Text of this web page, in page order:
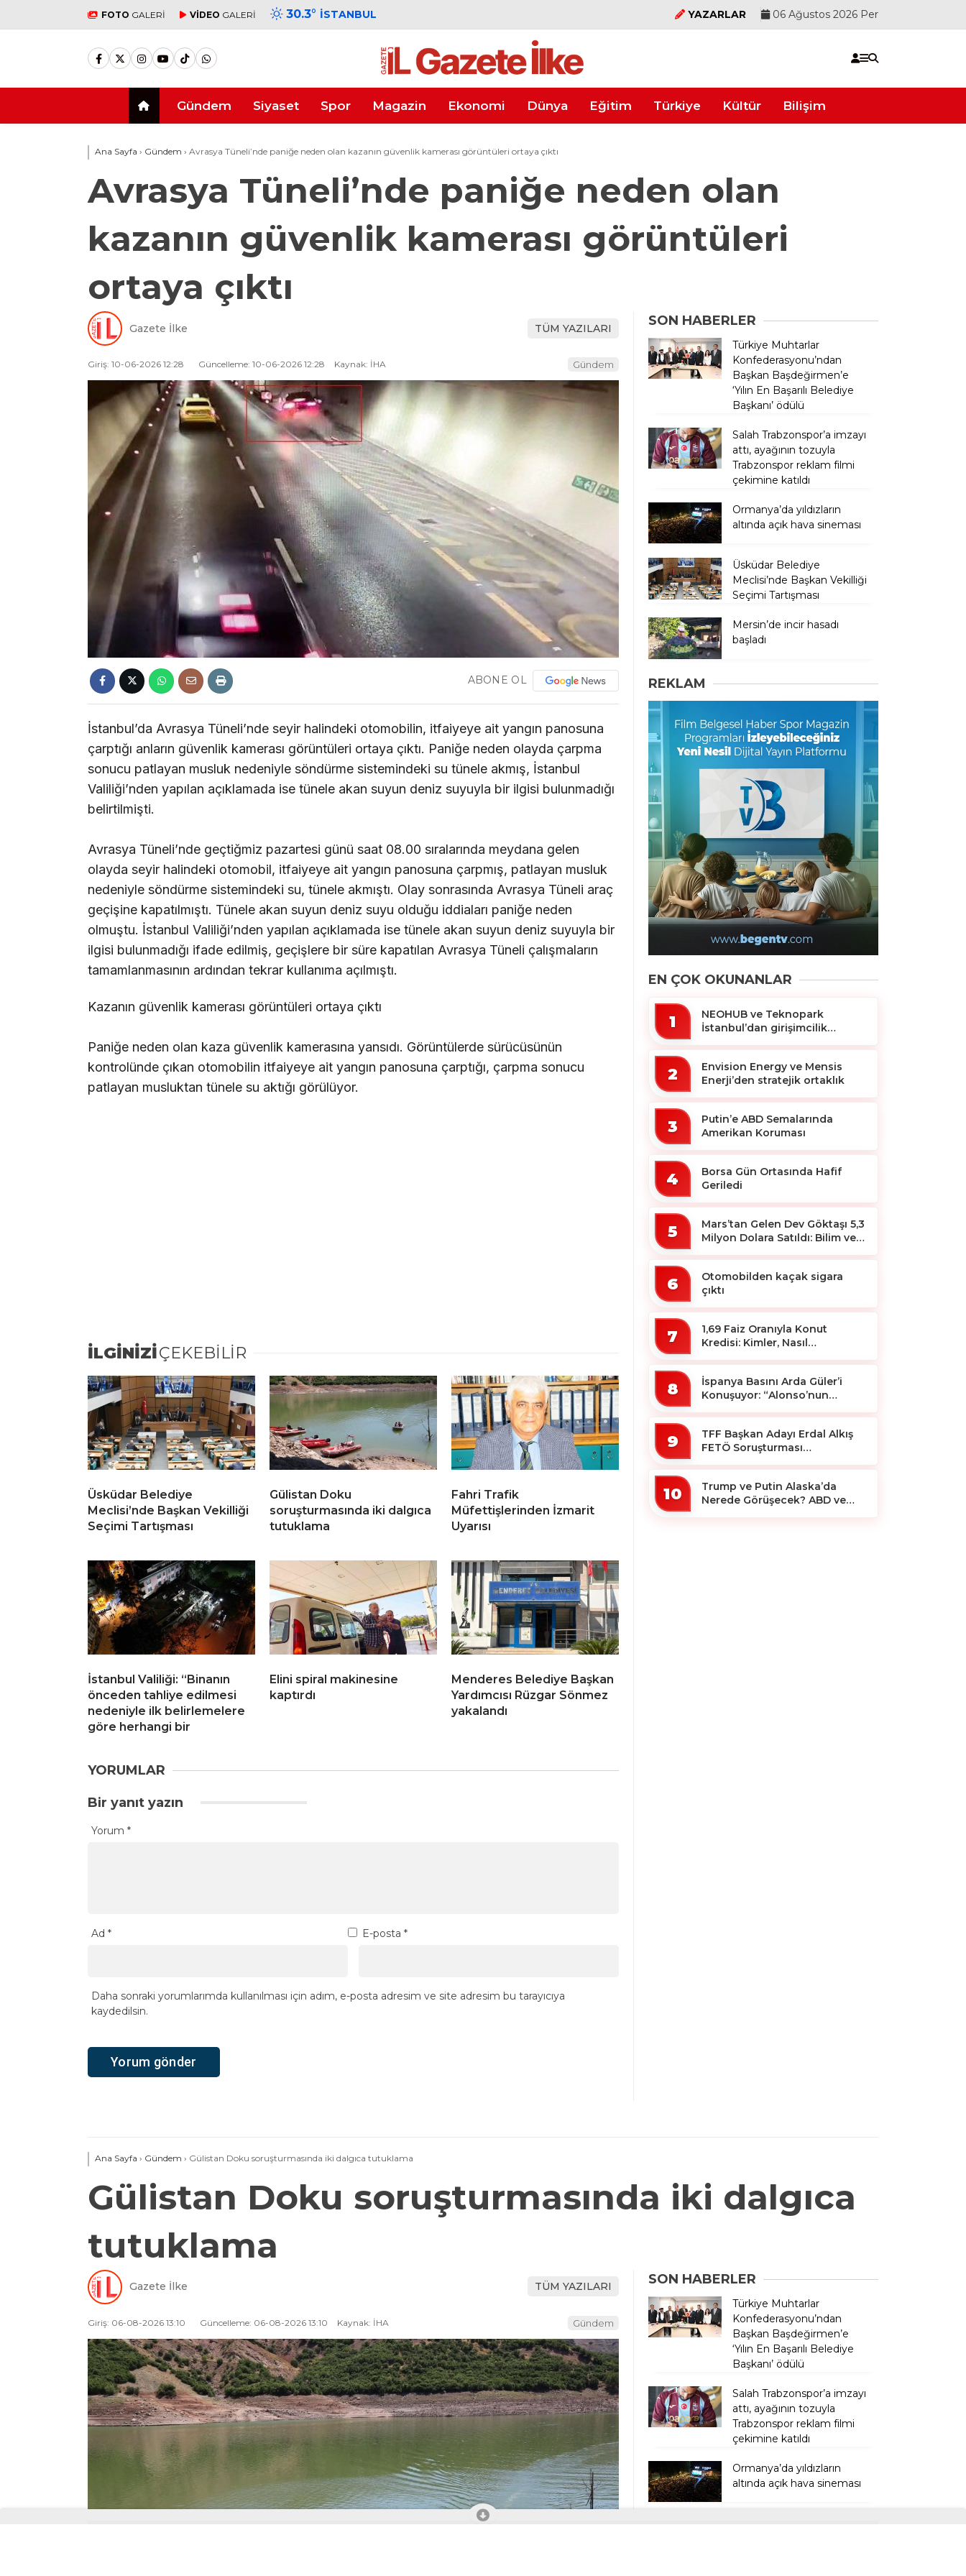
FOTO GALERİ VİDEO GALERİ 30.3° İSTANBUL YAZARLAR 06 Ağustos 2026 Per
Gündem Siyaset Spor Magazin Ekonomi Dünya Eğitim Türkiye Kültür Bilişim
Ana Sayfa › Gündem › Avrasya Tüneli’nde paniğe neden olan kazanın güvenlik kamerası görüntüleri ortaya çıktı
Avrasya Tüneli’nde paniğe neden olan
kazanın güvenlik kamerası görüntüleri
ortaya çıktı
Gazete İlke TÜM YAZILARI
Giriş: 10-06-2026 12:28 Güncelleme: 10-06-2026 12:28 Kaynak: İHA Gündem
ABONE OL
İstanbul’da Avrasya Tüneli’nde seyir halindeki otomobilin, itfaiyeye ait yangın panosuna
çarptığı anların güvenlik kamerası görüntüleri ortaya çıktı. Paniğe neden olayda çarpma
sonucu patlayan musluk nedeniyle söndürme sistemindeki su tünele akmış, İstanbul
Valiliği’nden yapılan açıklamada ise tünele akan suyun deniz suyuyla bir ilgisi bulunmadığı
belirtilmişti.
Avrasya Tüneli’nde geçtiğmiz pazartesi günü saat 08.00 sıralarında meydana gelen
olayda seyir halindeki otomobil, itfaiyeye ait yangın panosuna çarpmış, patlayan musluk
nedeniyle söndürme sistemindeki su, tünele akmıştı. Olay sonrasında Avrasya Tüneli araç
geçişine kapatılmıştı. Tünele akan suyun deniz suyu olduğu iddiaları paniğe neden
olmuştu. İstanbul Valiliği’nden yapılan açıklamada ise tünele akan suyun deniz suyuyla bir
ilgisi bulunmadığı ifade edilmiş, geçişlere bir süre kapatılan Avrasya Tüneli çalışmaların
tamamlanmasının ardından tekrar kullanıma açılmıştı.
Kazanın güvenlik kamerası görüntüleri ortaya çıktı
Paniğe neden olan kaza güvenlik kamerasına yansıdı. Görüntülerde sürücüsünün
kontrolünde çıkan otomobilin itfaiyeye ait yangın panosuna çarptığı, çarpma sonucu
patlayan musluktan tünele su aktığı görülüyor.
İLGİNİZİÇEKEBİLİR
Üsküdar Belediye
Meclisi’nde Başkan Vekilliği
Seçimi Tartışması
Gülistan Doku
soruşturmasında iki dalgıca
tutuklama
Fahri Trafik
Müfettişlerinden İzmarit
Uyarısı
İstanbul Valiliği: “Binanın
önceden tahliye edilmesi
nedeniyle ilk belirlemelere
göre herhangi bir
Elini spiral makinesine
kaptırdı
Menderes Belediye Başkan
Yardımcısı Rüzgar Sönmez
yakalandı
YORUMLAR
Bir yanıt yazın
Yorum *
Ad * E-posta *
Daha sonraki yorumlarımda kullanılması için adım, e-posta adresim ve site adresim bu tarayıcıya
kaydedilsin.
SON HABERLER
Türkiye Muhtarlar
Konfederasyonu’ndan
Başkan Başdeğirmen’e
‘Yılın En Başarılı Belediye
Başkanı’ ödülü
Salah Trabzonspor’a imzayı
attı, ayağının tozuyla
Trabzonspor reklam filmi
çekimine katıldı
Ormanya’da yıldızların
altında açık hava sineması
Üsküdar Belediye
Meclisi’nde Başkan Vekilliği
Seçimi Tartışması
Mersin’de incir hasadı
başladı
REKLAM
EN ÇOK OKUNANLAR
1
NEOHUB ve Teknopark
İstanbul’dan girişimcilik
2
Envision Energy ve Mensis
Enerji’den stratejik ortaklık
3
Putin’e ABD Semalarında
Amerikan Koruması
4
Borsa Gün Ortasında Hafif
Geriledi
5
Mars’tan Gelen Dev Göktaşı 5,3
Milyon Dolara Satıldı: Bilim ve
6
Otomobilden kaçak sigara
çıktı
7
1,69 Faiz Oranıyla Konut
Kredisi: Kimler, Nasıl
8
İspanya Basını Arda Güler’i
Konuşuyor: “Alonso’nun
9
TFF Başkan Adayı Erdal Alkış
FETÖ Soruşturması
10
Trump ve Putin Alaska’da
Nerede Görüşecek? ABD ve
Ana Sayfa › Gündem › Gülistan Doku soruşturmasında iki dalgıca tutuklama
Gülistan Doku soruşturmasında iki dalgıca
tutuklama
Gazete İlke TÜM YAZILARI
Giriş: 06-08-2026 13:10 Güncelleme: 06-08-2026 13:10 Kaynak: İHA Gündem
SON HABERLER
Türkiye Muhtarlar
Konfederasyonu’ndan
Başkan Başdeğirmen’e
‘Yılın En Başarılı Belediye
Başkanı’ ödülü
Salah Trabzonspor’a imzayı
attı, ayağının tozuyla
Trabzonspor reklam filmi
çekimine katıldı
Ormanya’da yıldızların
altında açık hava sineması